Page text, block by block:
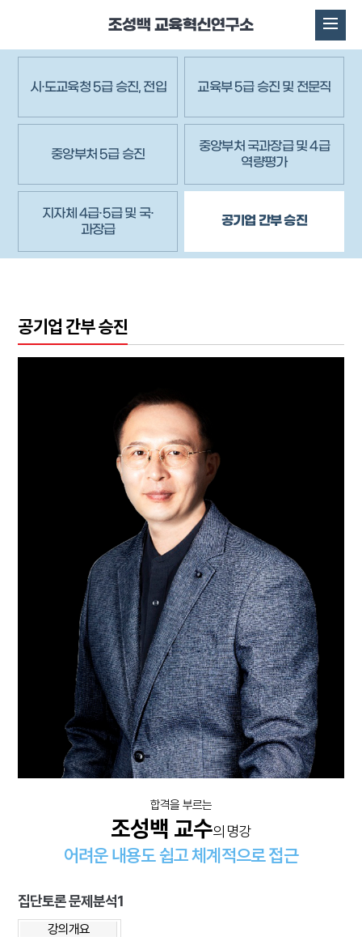
시·도교육청 5급 승진, 전입 교육부 5급 승진 및 전문직
중앙부처 5급 승진
중앙부처 국과장급 및 4급
역량평가
지자체 4급·5급 및 국·
과장급
공기업 간부 승진
공기업 간부 승진
합격을 부르는
조성백 교수의 명강
어려운 내용도 쉽고 체계적으로 접근
집단토론 문제분석1
강의개요